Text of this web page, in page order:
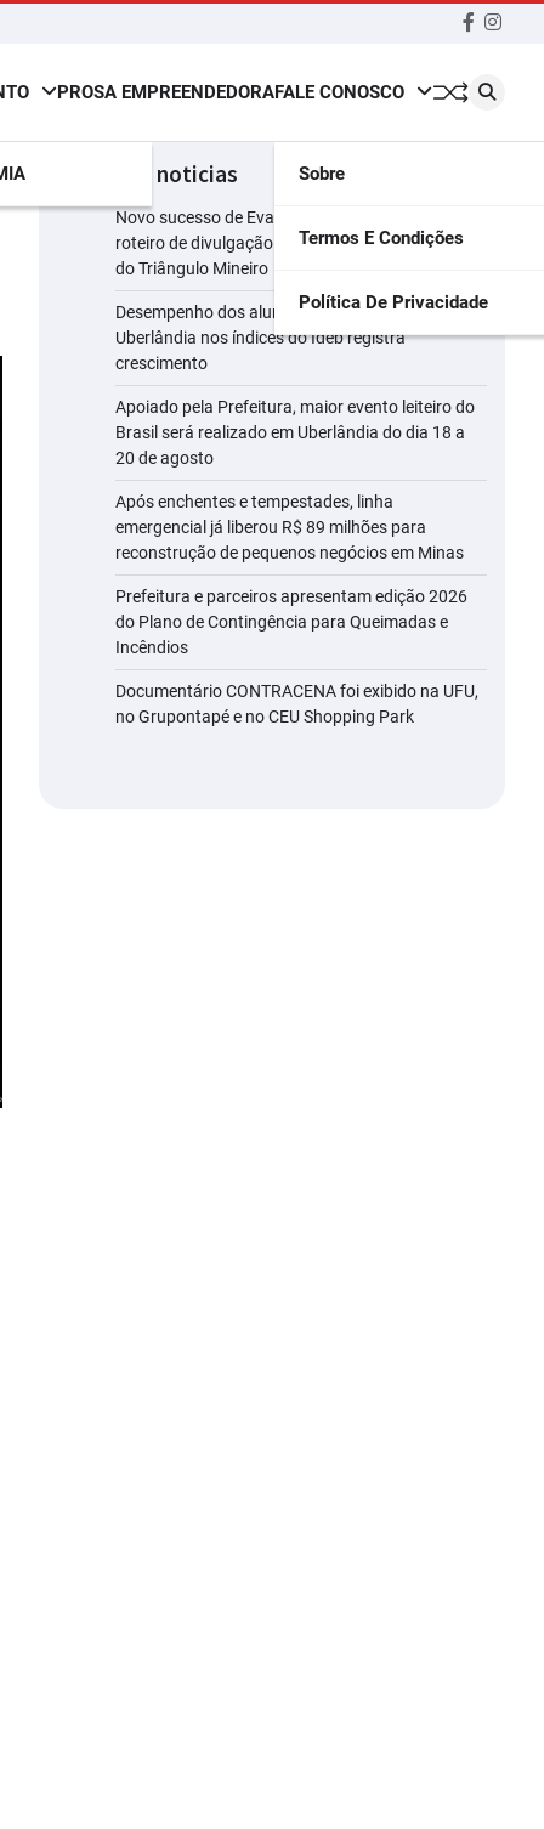
PROSA EMPREENDEDORAFALE CONOSCO
Sobre
Termos E Condições
Política De Privacidade
últimas noticias
Novo sucesso de Evandro Jr. ganha força em
roteiro de divulgação pelas principais emissoras
do Triângulo Mineiro
Desempenho dos alunos da rede municipal de
Uberlândia nos índices do Ideb registra
crescimento
Apoiado pela Prefeitura, maior evento leiteiro do
Brasil será realizado em Uberlândia do dia 18 a
20 de agosto
Após enchentes e tempestades, linha
emergencial já liberou R$ 89 milhões para
reconstrução de pequenos negócios em Minas
Prefeitura e parceiros apresentam edição 2026
do Plano de Contingência para Queimadas e
Incêndios
Documentário CONTRACENA foi exibido na UFU,
no Grupontapé e no CEU Shopping Park